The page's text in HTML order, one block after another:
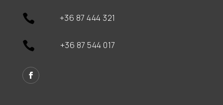
 +36 87 444 321
 +36 87 544 017